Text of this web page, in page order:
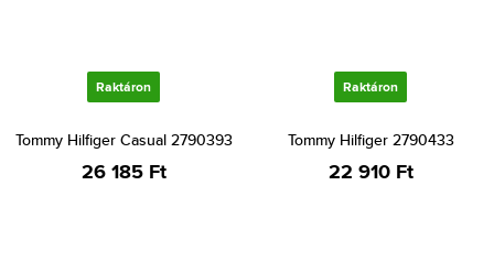
Raktáron
Tommy Hilfiger Casual 2790393
26 185 Ft
Raktáron
Tommy Hilfiger 2790433
22 910 Ft